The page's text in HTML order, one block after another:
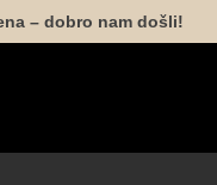
– dobro nam došli!